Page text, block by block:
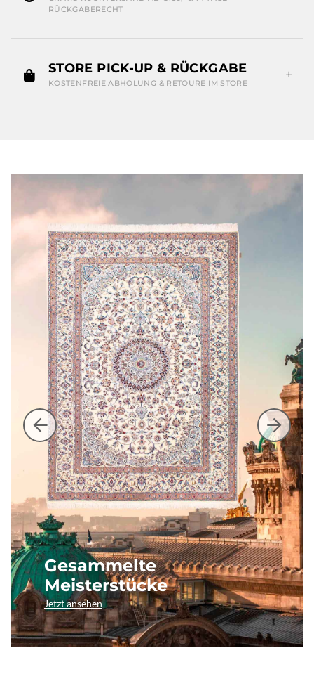
RÜCKGABERECHT
STORE PICK-UP & RÜCKGABE
KOSTENFREIE ABHOLUNG & RETOURE IM STORE
Gesammelte
Meisterstücke
Jetzt ansehen